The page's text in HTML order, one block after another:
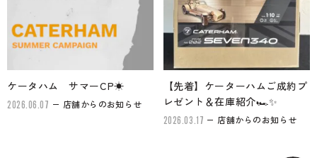
ケータハム サマーCP☀
2026.06.07 店舗からのお知らせ
【先着】ケーターハムご成約プ
レゼント＆在庫紹介🏎✨
2026.03.17 店舗からのお知らせ